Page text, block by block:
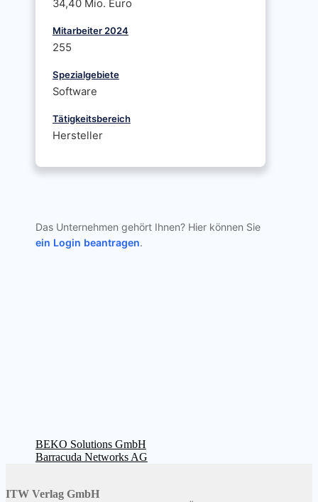
34,40 Mio. Euro
Mitarbeiter 2024
255
Spezialgebiete
Software
Tätigkeitsbereich
Hersteller
Das Unternehmen gehört Ihnen? Hier können Sie
ein Login beantragen.
Beitragsnavigation
Vorheriger
Beitrag:
BEKO Solutions GmbH
Nächster
Barracuda Networks AG
ITW Verlag GmbH